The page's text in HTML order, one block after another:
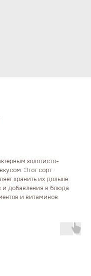
золотисто-
Этот сорт
хранить их дольше.
и добавления в блюда.
и витаминов.